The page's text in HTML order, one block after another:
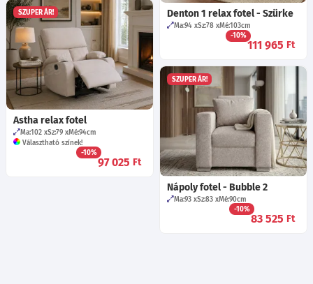
Denton 1 relax fotel - Szürke
Ma:94 Sz:78 Mé:103cm
-10%
111 965 Ft
SZUPER ÁR!
Astha relax fotel
Ma:102 Sz:79 Mé:94cm
Választható színek!
-10%
97 025 Ft
SZUPER ÁR!
Nápoly fotel - Bubble 2
Ma:93 Sz:83 Mé:90cm
-10%
83 525 Ft